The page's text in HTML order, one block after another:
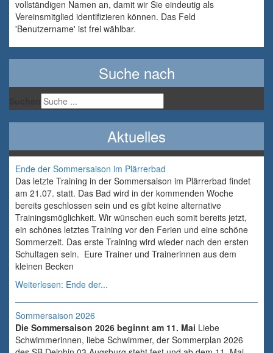
vollständigen Namen an, damit wir Sie eindeutig als
Vereinsmitglied identifizieren können. Das Feld
'Benutzername' ist frei wählbar.
Suche nach
Aktuelles
Ende der Sommersaison im Plärrerbad
Das letzte Training in der Sommersaison im Plärrerbad findet
am 21.07. statt. Das Bad wird in der kommenden Woche
bereits geschlossen sein und es gibt keine alternative
Trainingsmöglichkeit. Wir wünschen euch somit bereits jetzt,
ein schönes letztes Training vor den Ferien und eine schöne
Sommerzeit. Das erste Training wird wieder nach den ersten
Schultagen sein. Eure Trainer und Trainerinnen aus dem
kleinen Becken
Weiterlesen: Ende der...
Sommersaison 2026
Die Sommersaison 2026 beginnt am 11. Mai Liebe
Schwimmerinnen, liebe Schwimmer, der Sommerplan 2026